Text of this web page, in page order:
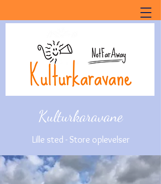
Kulturkaravane
Lille sted - Store oplevelser